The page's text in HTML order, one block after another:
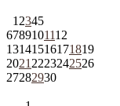
1 2345
6789101112
13141516171819
2021 2223242526
27282930